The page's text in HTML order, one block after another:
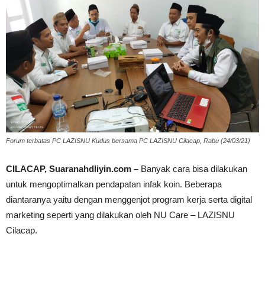
Forum terbatas PC LAZISNU Kudus bersama PC LAZISNU Cilacap, Rabu (24/03/21)
CILACAP, Suaranahdliyin.com – Banyak cara bisa dilakukan
untuk mengoptimalkan pendapatan infak koin. Beberapa
diantaranya yaitu dengan menggenjot program kerja serta digital
marketing seperti yang dilakukan oleh NU Care – LAZISNU
Cilacap.